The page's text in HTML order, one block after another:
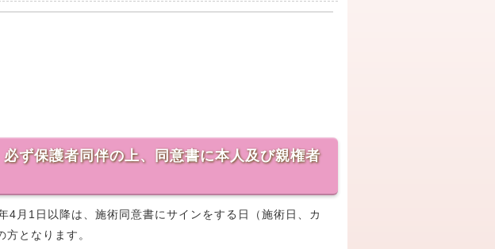
ず保護者同伴の上、同意書に本人及び親権者
4月1日以降は、施術同意書にサインをする日（施術日、カ
となります。